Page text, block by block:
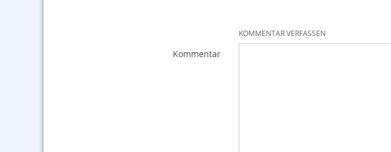
KOMMENTAR VERFASSEN
Kommentar